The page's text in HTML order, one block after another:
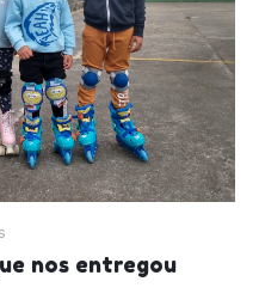
nos entregou